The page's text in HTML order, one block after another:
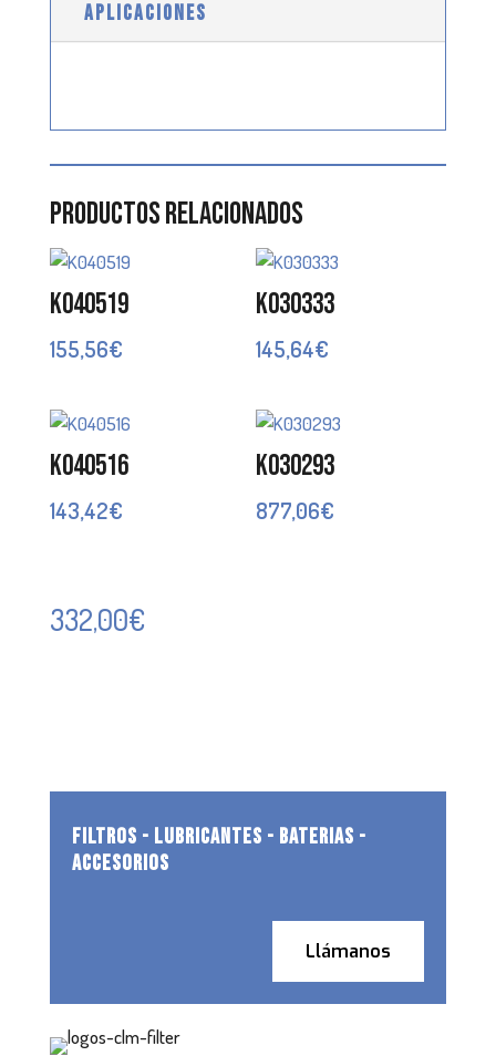
APLICACIONES
Productos relacionados
K040519
155,56€
K030333
145,64€
K040516
143,42€
K030293
877,06€
332,00€
FILTROS - LUBRICANTES - BATERIAS -
ACCESORIOS
Llámanos